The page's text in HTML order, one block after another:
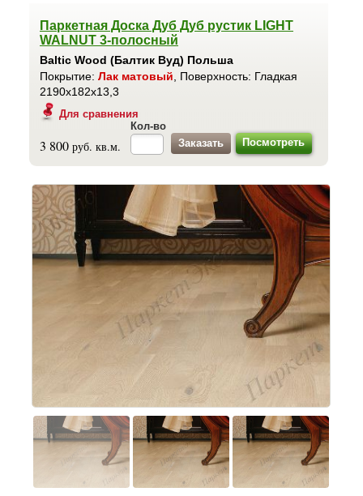
Паркетная Доска Дуб Дуб рустик LIGHT
WALNUT 3-полосный
Baltic Wood (Балтик Вуд) Польша
Покрытие: Лак матовый , Поверхность: Гладкая
2190x182x13,3
Для сравнения
3 800 руб. кв.м.
Кол-во
Посмотреть